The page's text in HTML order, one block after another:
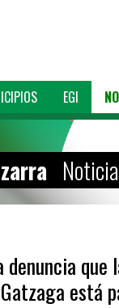
EGI
denuncia
está